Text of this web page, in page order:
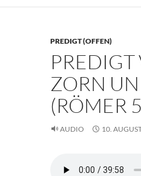
PREDIGT (OFFEN)
ZORN
(RÖMER
AUDIO 10.